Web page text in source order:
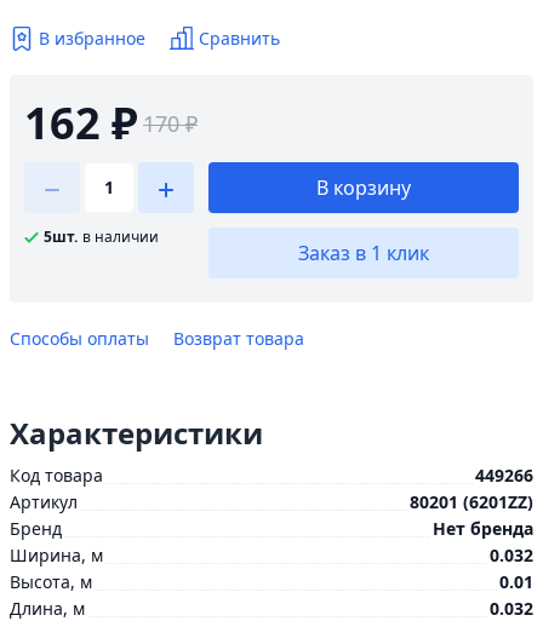
В избранное Сравнить
162 ₽ 170 ₽
5шт. в наличии
В корзину
Заказ в 1 клик
Способы оплаты Возврат товара
Характеристики
Код товара
449266
Артикул
80201 (6201ZZ)
Бренд
Нет бренда
Ширина, м
0.032
Высота, м
0.01
Длина, м
0.032